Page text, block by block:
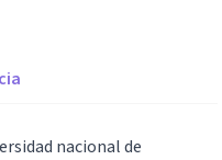
nacional de